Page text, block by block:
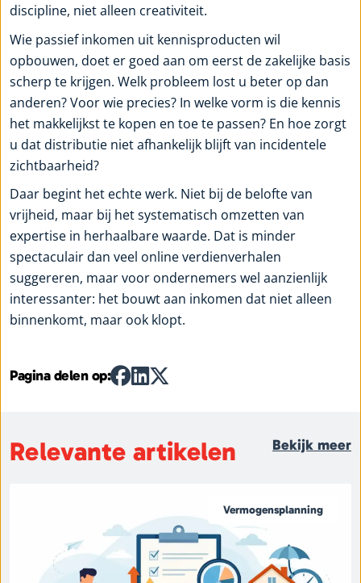
discipline, niet alleen creativiteit.
Wie passief inkomen uit kennisproducten wil
opbouwen, doet er goed aan om eerst de zakelijke basis
scherp te krijgen. Welk probleem lost u beter op dan
anderen? Voor wie precies? In welke vorm is die kennis
het makkelijkst te kopen en toe te passen? En hoe zorgt
u dat distributie niet afhankelijk blijft van incidentele
zichtbaarheid?
Daar begint het echte werk. Niet bij de belofte van
vrijheid, maar bij het systematisch omzetten van
expertise in herhaalbare waarde. Dat is minder
spectaculair dan veel online verdienverhalen
suggereren, maar voor ondernemers wel aanzienlijk
interessanter: het bouwt aan inkomen dat niet alleen
binnenkomt, maar ook klopt.
Pagina delen op:
Relevante artikelen Bekijk meer
Vermogensplanning